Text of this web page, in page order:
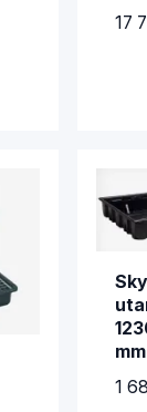
17
1